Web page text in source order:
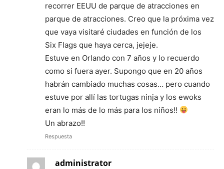
recorrer EEUU de parque de atracciones en
parque de atracciones. Creo que la próxima vez
que vaya visitaré ciudades en función de los
Six Flags que haya cerca, jejeje.
Estuve en Orlando con 7 años y lo recuerdo
como si fuera ayer. Supongo que en 20 años
habrán cambiado muchas cosas… pero cuando
estuve por allí las tortugas ninja y los ewoks
eran lo más de lo más para los niños!!
Un abrazo!!
Respuesta
administrator